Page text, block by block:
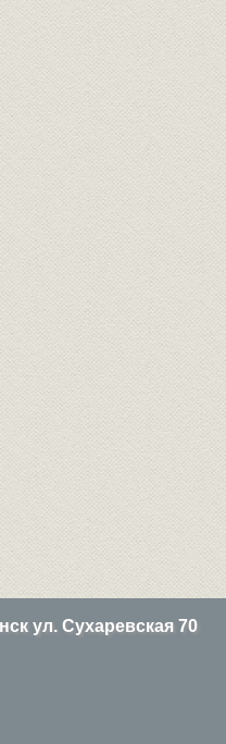
ул. Сухаревская 70